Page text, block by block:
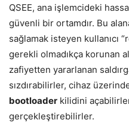
QSEE, ana işlemcideki
güvenli bir ortamdır. Bu
sağlamak isteyen kullanıcı
gerekli olmadıkça korunan
zafiyetten yararlanan
sızdırabilirler, cihaz
bootloader kilidini açabilirler
gerçekleştirebilirler.